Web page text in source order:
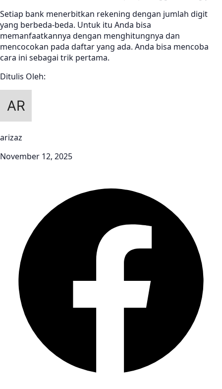
Setiap bank menerbitkan rekening dengan jumlah digit
yang berbeda-beda. Untuk itu Anda bisa
memanfaatkannya dengan menghitungnya dan
mencocokan pada daftar yang ada. Anda bisa mencoba
cara ini sebagai trik pertama.
Ditulis Oleh:
arizaz
November 12, 2025